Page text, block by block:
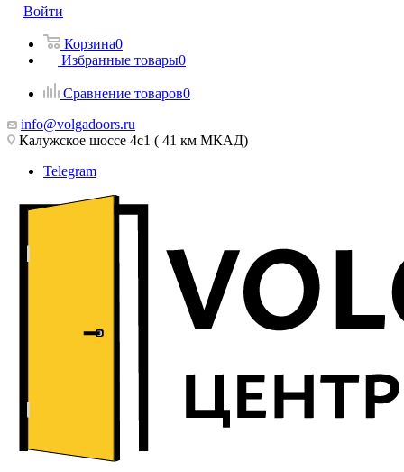
Войти
Корзина0
Избранные товары0
Сравнение товаров0
info@volgadoors.ru
Калужское шоссе 4с1 ( 41 км МКАД)
Telegram